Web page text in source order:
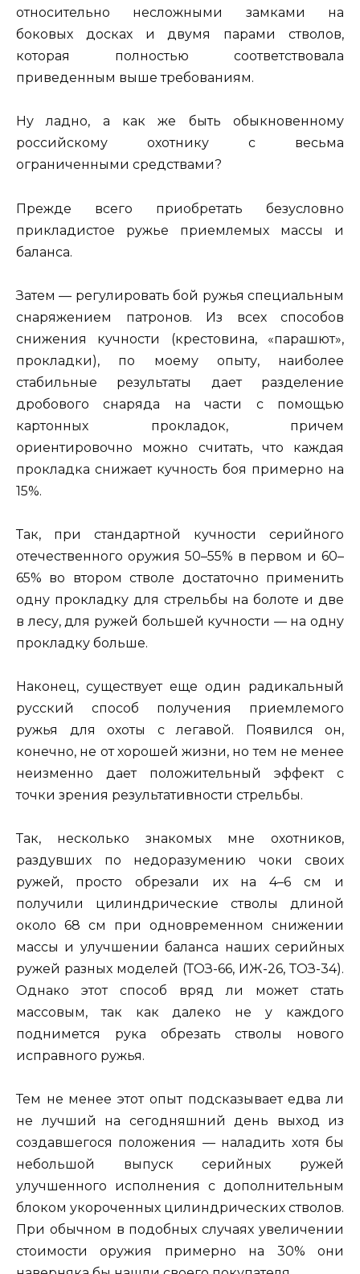
относительно несложными замками на
боковых досках и двумя парами стволов,
которая полностью соответствовала
приведенным выше требованиям.
Ну ладно, а как же быть обыкновенному
российскому охотнику с весьма
ограниченными средствами?
Прежде всего приобретать безусловно
прикладистое ружье приемлемых массы и
баланса.
Затем — регулировать бой ружья специальным
снаряжением патронов. Из всех способов
снижения кучности (крестовина, «парашют»,
прокладки), по моему опыту, наиболее
стабильные результаты дает разделение
дробового снаряда на части с помощью
картонных прокладок, причем
ориентировочно можно считать, что каждая
прокладка снижает кучность боя примерно на
15%.
Так, при стандартной кучности серийного
отечественного оружия 50–55% в первом и 60–
65% во втором стволе достаточно применить
одну прокладку для стрельбы на болоте и две
в лесу, для ружей большей кучности — на одну
прокладку больше.
Наконец, существует еще один радикальный
русский способ получения приемлемого
ружья для охоты с легавой. Появился он,
конечно, не от хорошей жизни, но тем не менее
неизменно дает положительный эффект с
точки зрения результативности стрельбы.
Так, несколько знакомых мне охотников,
раздувших по недоразумению чоки своих
ружей, просто обрезали их на 4–6 см и
получили цилиндрические стволы длиной
около 68 см при одновременном снижении
массы и улучшении баланса наших серийных
ружей разных моделей (ТОЗ-66, ИЖ-26, ТОЗ-34).
Однако этот способ вряд ли может стать
массовым, так как далеко не у каждого
поднимется рука обрезать стволы нового
исправного ружья.
Тем не менее этот опыт подсказывает едва ли
не лучший на сегодняшний день выход из
создавшегося положения — наладить хотя бы
небольшой выпуск серийных ружей
улучшенного исполнения с дополнительным
блоком укороченных цилиндрических стволов.
При обычном в подобных случаях увеличении
стоимости оружия примерно на 30% они